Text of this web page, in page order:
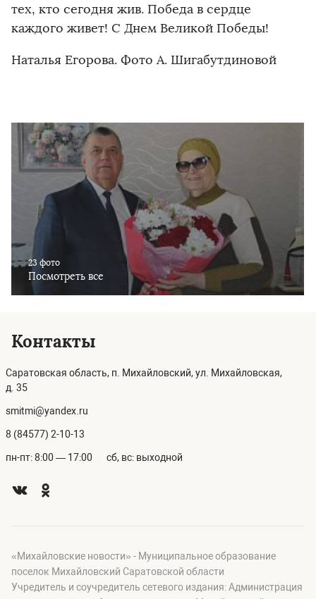
тех, кто сегодня жив. Победа в сердце
каждого живет! С Днем Великой Победы!
Наталья Егорова. Фото А. Шигабутдиновой
23 фото
Посмотреть все
Контакты
Саратовская область, п. Михайловский, ул. Михайловская,
д. 35
smitmi@yandex.ru
8 (84577) 2-10-13
пн-пт: 8:00 — 17:00 сб, вс: выходной
«Михайловские новости» - Муниципальное образование
поселок Михайловский Саратовской области
Учредитель и соучредитель сетевого издания: Администрация